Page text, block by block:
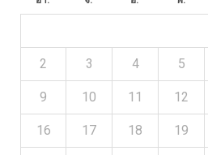
2 3 4 5
9 10 11 12
16 17 18 19